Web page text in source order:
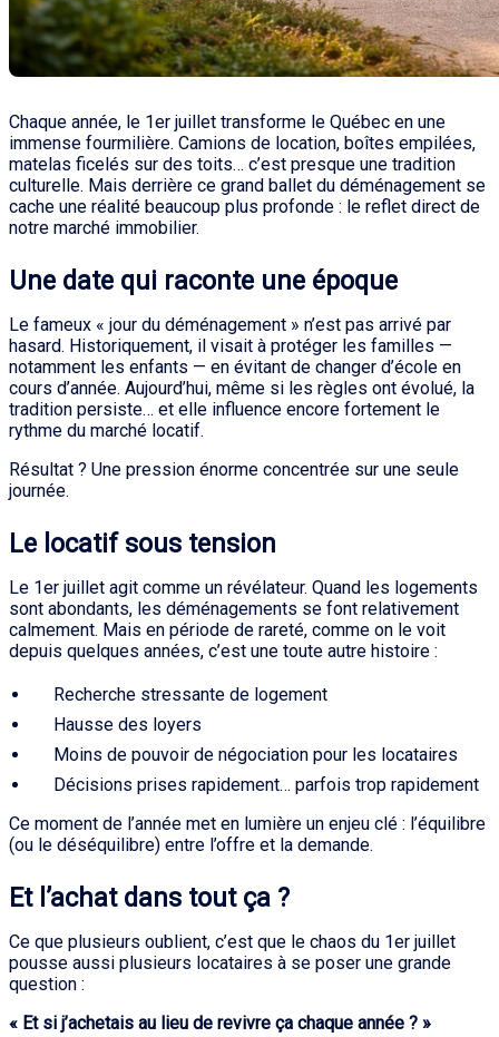
Chaque année, le 1er juillet transforme le Québec en une
immense fourmilière. Camions de location, boîtes empilées,
matelas ficelés sur des toits… c’est presque une tradition
culturelle. Mais derrière ce grand ballet du déménagement se
cache une réalité beaucoup plus profonde : le reflet direct de
notre marché immobilier.
Une date qui raconte une époque
Le fameux « jour du déménagement » n’est pas arrivé par
hasard. Historiquement, il visait à protéger les familles —
notamment les enfants — en évitant de changer d’école en
cours d’année. Aujourd’hui, même si les règles ont évolué, la
tradition persiste… et elle influence encore fortement le
rythme du marché locatif.
Résultat ? Une pression énorme concentrée sur une seule
journée.
Le locatif sous tension
Le 1er juillet agit comme un révélateur. Quand les logements
sont abondants, les déménagements se font relativement
calmement. Mais en période de rareté, comme on le voit
depuis quelques années, c’est une toute autre histoire :
Recherche stressante de logement
Hausse des loyers
Moins de pouvoir de négociation pour les locataires
Décisions prises rapidement… parfois trop rapidement
Ce moment de l’année met en lumière un enjeu clé : l’équilibre
(ou le déséquilibre) entre l’offre et la demande.
Et l’achat dans tout ça ?
Ce que plusieurs oublient, c’est que le chaos du 1er juillet
pousse aussi plusieurs locataires à se poser une grande
question :
« Et si j’achetais au lieu de revivre ça chaque année ? »